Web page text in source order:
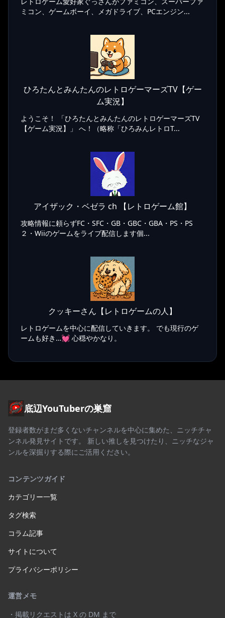
ミコン、ゲームボーイ、メガドライブ、PCエンジン...
ひろたんとみんたんのレトロゲーマーズTV【ゲー
ム実況】
ようこそ！ 「ひろたんとみんたんのレトロゲーマーズTV
【ゲーム実況】」 へ！（略称「ひろみんレトロT...
アイザック・ベゼラ ch 【レトロゲーム館】
攻略情報に頼らずFC・SFC・GB・GBC・GBA・PS・PS
２・Wiiのゲームをライブ配信します個...
クッキーさん【レトロゲームの人】
レトロゲームを中心に配信していきます。 でも現行のゲ
ームも好き…💓 心穏やかなり。
底辺YouTuberの巣窟
登録者数がまだ多くないチャンネルを中心に集めた、ニッチチャ
ンネル発見サイトです。 新しい推しを見つけたり、ニッチなジャ
ンルを深掘りする際にご活用ください。
コンテンツガイド
カテゴリー一覧
タグ検索
コラム記事
サイトについて
プライバシーポリシー
運営メモ
・掲載リクエストは X の DM まで